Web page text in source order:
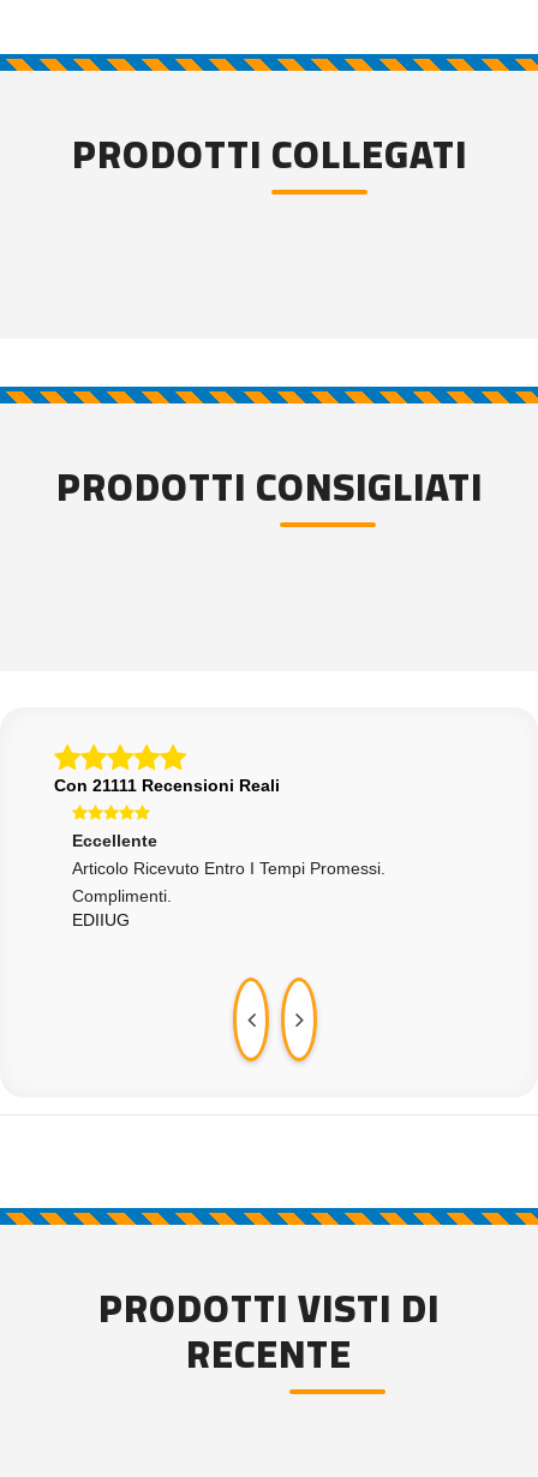
PRODOTTI COLLEGATI
PRODOTTI CONSIGLIATI
Con 21111 Recensioni Reali
Eccellente
Articolo Ricevuto Entro I Tempi Promessi.
Complimenti.
EDIIUG
PRODOTTI VISTI DI
RECENTE